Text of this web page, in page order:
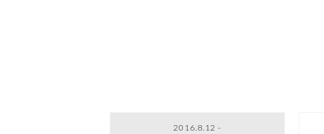
2016.8.12 -